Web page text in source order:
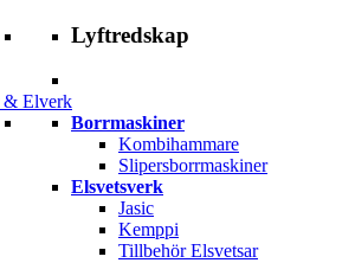
Lyftredskap
& Elverk
Borrmaskiner
Kombihammare
Slipersborrmaskiner
Elsvetsverk
Jasic
Kemppi
Tillbehör Elsvetsar